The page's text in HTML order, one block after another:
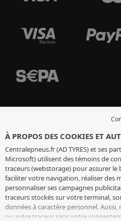
À PROPOS DES COOKIES ET
Centralepneus.fr (AD TYRES) et ses
Microsoft) utilisent des témoins de
traceurs (webstorage) pour assurer
faciliter votre navigation, réaliser des
personnaliser ses campagnes
traceurs stockés sur votre terminal,
données à caractère personnel.
ou autre traceur sans votre